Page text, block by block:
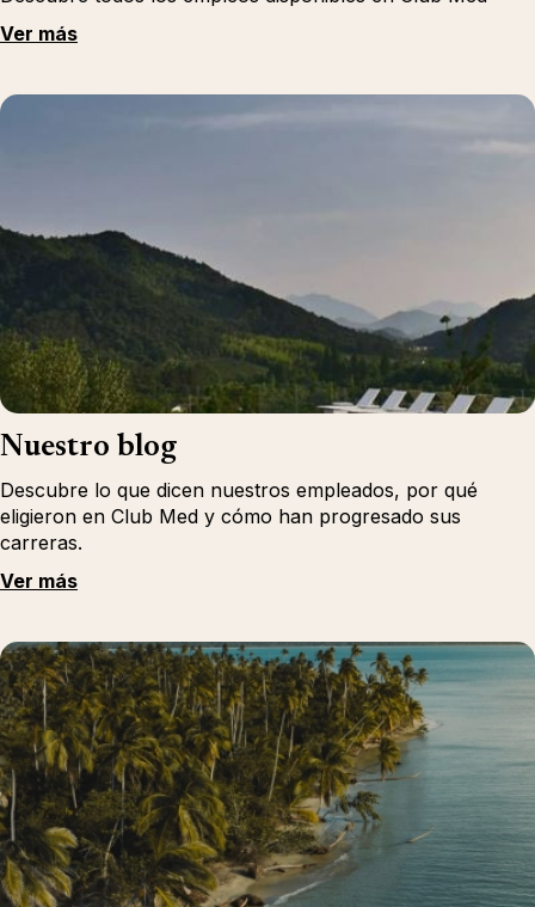
Ver más
Nuestro blog
Descubre lo que dicen nuestros empleados, por qué
eligieron en Club Med y cómo han progresado sus
carreras.
Ver más